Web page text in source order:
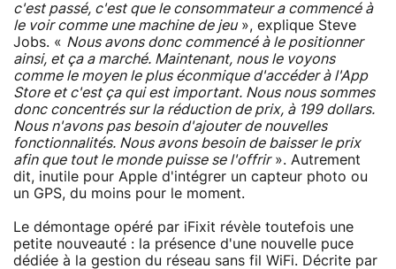
c'est passé, c'est que le consommateur a commencé à
le voir comme une machine de jeu», explique Steve
Jobs. « Nous avons donc commencé à le positionner
ainsi, et ça a marché. Maintenant, nous le voyons
comme le moyen le plus éconmique d'accéder à l'App
Store et c'est ça qui est important. Nous nous sommes
donc concentrés sur la réduction de prix, à 199 dollars.
Nous n'avons pas besoin d'ajouter de nouvelles
fonctionnalités. Nous avons besoin de baisser le prix
afin que tout le monde puisse se l'offrir». Autrement
dit, inutile pour Apple d'intégrer un capteur photo ou
un GPS, du moins pour le moment.
Le démontage opéré par iFixit révèle toutefois une
petite nouveauté : la présence d'une nouvelle puce
dédiée à la gestion du réseau sans fil WiFi. Décrite par